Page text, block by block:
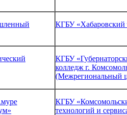
КГБУ «Хабаровский
КГБУ
колледж г.
(Межрегиональный
КГБУ
технологий и